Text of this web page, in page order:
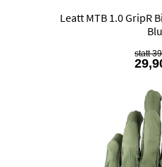
Leatt MTB 1.0 GripR